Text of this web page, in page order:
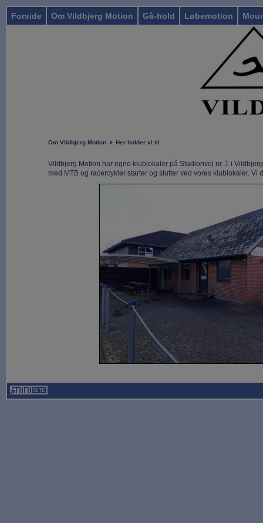
Forside Om Vildbjerg Motion Gå-hold Løbemotion
Om Vildbjerg Motion » Her holder vi til
Vildbjerg Motion har egne klublokaler på Stadionvej nr. 1 i
med MTB og racercykler starter og slutter ved vores klublokaler.